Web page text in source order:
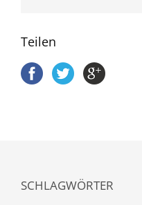
Teilen
SCHLAGWÖRTER